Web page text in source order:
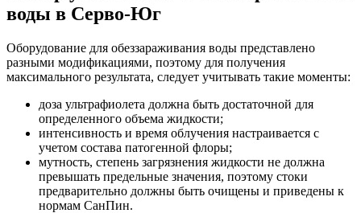
воды в Серво-Юг
Оборудование для обеззараживания воды представлено
разными модификациями, поэтому для получения
максимального результата, следует учитывать такие моменты:
доза ультрафиолета должна быть достаточной для
определенного объема жидкости;
интенсивность и время облучения настраивается с
учетом состава патогенной флоры;
мутность, степень загрязнения жидкости не должна
превышать предельные значения, поэтому стоки
предварительно должны быть очищены и приведены к
нормам СанПин.